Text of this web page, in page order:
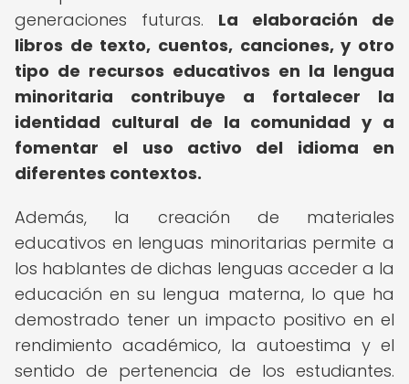
generaciones futuras. La elaboración de
libros de texto, cuentos, canciones, y otro
tipo de recursos educativos en la lengua
minoritaria contribuye a fortalecer la
identidad cultural de la comunidad y a
fomentar el uso activo del idioma en
diferentes contextos.
Además, la creación de materiales
educativos en lenguas minoritarias permite a
los hablantes de dichas lenguas acceder a la
educación en su lengua materna, lo que ha
demostrado tener un impacto positivo en el
rendimiento académico, la autoestima y el
sentido de pertenencia de los estudiantes.